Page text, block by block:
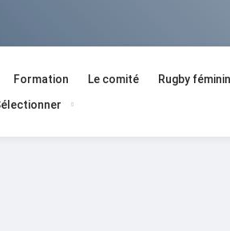
Formation Le comité Rugby féminin